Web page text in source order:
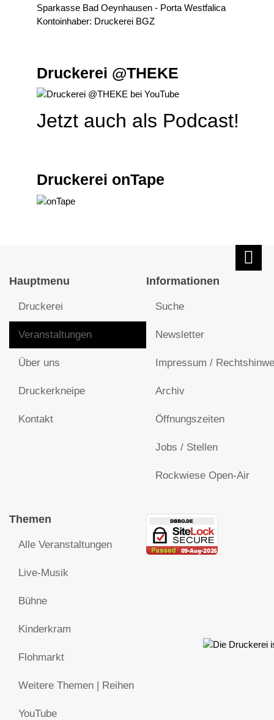
Sparkasse Bad Oeynhausen - Porta Westfalica
Kontoinhaber: Druckerei BGZ
Druckerei @THEKE
Jetzt auch als Podcast!
Druckerei onTape
Hauptmenu
Druckerei
Veranstaltungen
Über uns
Druckerkneipe
Kontakt
Informationen
Suche
Newsletter
Impressum /
Archiv
Öffnungszeiten
Jobs / Stellen
Rockwiese Open-Air
Themen
Alle Veranstaltungen
Live-Musik
Bühne
Kinderkram
Flohmarkt
Weitere Themen | Reihen
YouTube